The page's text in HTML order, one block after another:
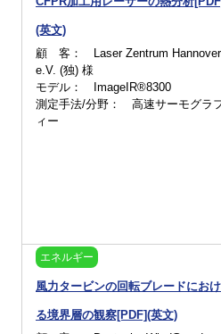
小型設計(2kg)、メンテナンスコスト
です。（モデル一覧からカタログを
(英文)
顧 客： Laser Zentrum Hannover
e.V. (独) 様
モデル： ImageIR®8300
測定手法/分野： 高速サーモグラ
ィー
エネルギー
風力タービンの回転ブレードにおけ
る境界層の観察[PDF](英文)